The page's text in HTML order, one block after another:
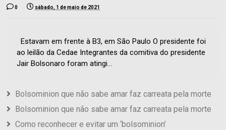
0 sábado, 1 de maio de 2021
Estavam em frente à B3, em São Paulo O presidente foi
ao leilão da Cedae Integrantes da comitiva do presidente
Jair Bolsonaro foram atingi...
Bolsominion que não sabe amar faz carreata pela morte
Bolsominion que não sabe amar faz carreata pela morte
Como reconhecer e evitar um ‘bolsominion’